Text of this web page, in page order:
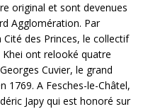
original et sont devenues
Agglomération. Par
des Princes, le collectif
Khei ont relooké quatre
Cuvier, le grand
1769. A Fesches-le-Châtel,
Japy qui est honoré sur